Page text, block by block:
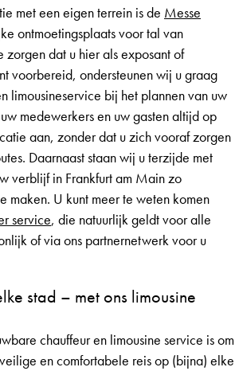
met een eigen terrein is de Messe
ontmoetingsplaats voor tal van
zorgen dat u hier als exposant of
voorbereid, ondersteunen wij u graag
limousineservice bij het plannen van uw
medewerkers en uw gasten altijd op
aan, zonder dat u zich vooraf zorgen
Daarnaast staan wij u terzijde met
verblijf in Frankfurt am Main zo
maken. U kunt meer te weten komen
service, die natuurlijk geldt voor alle
of via ons partnernetwerk voor u
stad – met ons limousine
chauffeur en limousine service is om
en comfortabele reis op (bijna) elke